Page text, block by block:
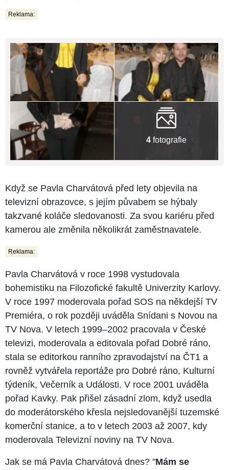
Reklama:
4 fotografie
Když se Pavla Charvátová před lety objevila na
televizní obrazovce, s jejím půvabem se hýbaly
takzvané koláče sledovanosti. Za svou kariéru před
kamerou ale změnila několikrát zaměstnavatele.
Reklama:
Pavla Charvátová v roce 1998 vystudovala
bohemistiku na Filozofické fakultě Univerzity Karlovy.
V roce 1997 moderovala pořad SOS na někdejší TV
Premiéra, o rok později uváděla Snídani s Novou na
TV Nova. V letech 1999–2002 pracovala v České
televizi, moderovala a editovala pořad Dobré ráno,
stala se editorkou ranního zpravodajství na ČT1 a
rovněž vytvářela reportáže pro Dobré ráno, Kulturní
týdeník, Večerník a Události. V roce 2001 uváděla
pořad Kavky. Pak přišel zásadní zlom, když usedla
do moderátorského křesla nejsledovanější tuzemské
komerční stanice, a to v letech 2003 až 2007, kdy
moderovala Televizní noviny na TV Nova.
Jak se má Pavla Charvátová dnes? "Mám se